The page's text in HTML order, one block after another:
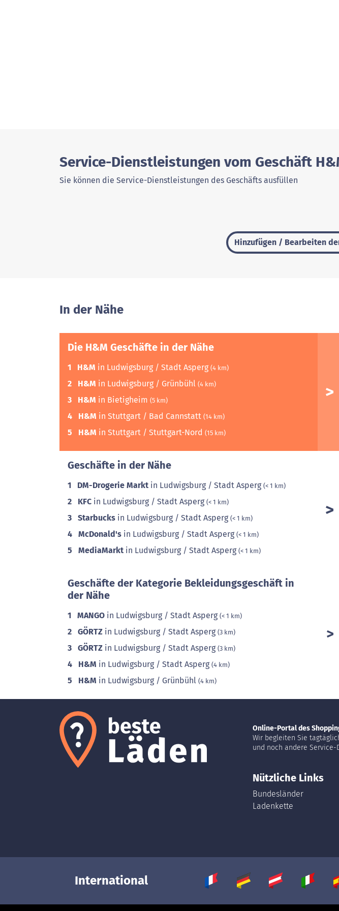
Service-Dienstleistungen vom Geschäft
Sie können die Service-Dienstleistungen des Geschäfts ausfüllen
Hinzufügen / Bearbeiten
In der Nähe
Die H&M Geschäfte in der Nähe
1 H&M in Ludwigsburg / Stadt Asperg (4 km)
2 H&M in Ludwigsburg / Grünbühl (4 km)
3 H&M in Bietigheim (5 km)
4 H&M in Stuttgart / Bad Cannstatt (14 km)
5 H&M in Stuttgart / Stuttgart-Nord (15 km)
Geschäfte in der Nähe
1 DM-Drogerie Markt in Ludwigsburg / Stadt Asperg (< 1 km)
2 KFC in Ludwigsburg / Stadt Asperg (< 1 km)
3 Starbucks in Ludwigsburg / Stadt Asperg (< 1 km)
4 McDonald's in Ludwigsburg / Stadt Asperg (< 1 km)
5 MediaMarkt in Ludwigsburg / Stadt Asperg (< 1 km)
Geschäfte der Kategorie Bekleidungsgeschäft in
der Nähe
1 MANGO in Ludwigsburg / Stadt Asperg (< 1 km)
2 GÖRTZ in Ludwigsburg / Stadt Asperg (3 km)
3 GÖRTZ in Ludwigsburg / Stadt Asperg (3 km)
4 H&M in Ludwigsburg / Stadt Asperg (4 km)
5 H&M in Ludwigsburg / Grünbühl (4 km)
Online-Portal des
Wir begleiten Sie
und noch andere
Nützliche Links
Bundesländer
Ladenkette
International